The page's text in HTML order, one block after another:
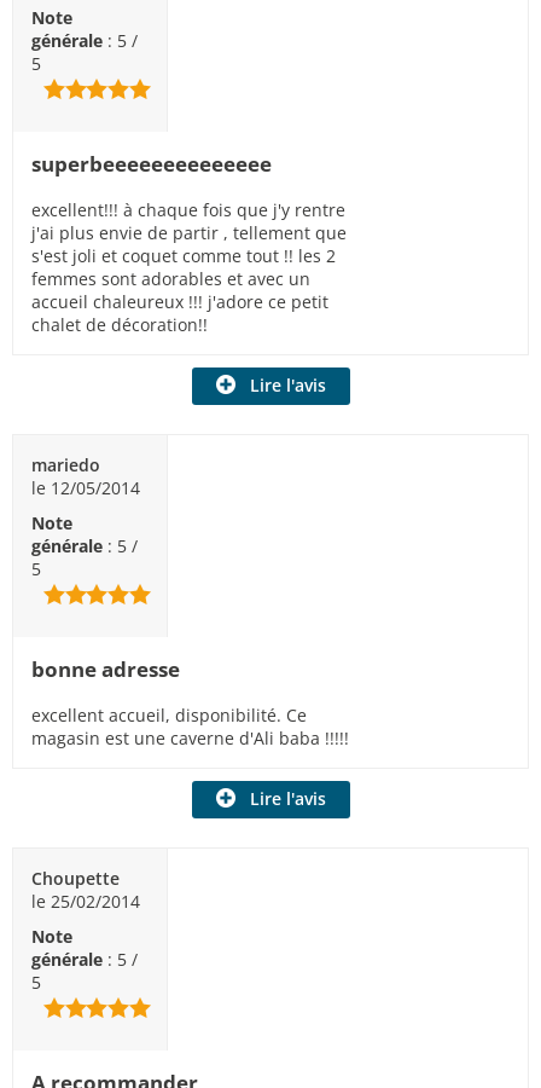
Note
générale : 5 /
5
superbeeeeeeeeeeeeee
excellent!!! à chaque fois que j'y rentre
j'ai plus envie de partir , tellement que
s'est joli et coquet comme tout !! les 2
femmes sont adorables et avec un
accueil chaleureux !!! j'adore ce petit
chalet de décoration!!
Lire l'avis
mariedo
le 12/05/2014
Note
générale : 5 /
5
bonne adresse
excellent accueil, disponibilité. Ce
magasin est une caverne d'Ali baba !!!!!
Lire l'avis
Choupette
le 25/02/2014
Note
générale : 5 /
5
A recommander